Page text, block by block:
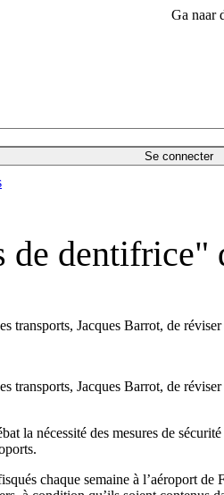
Ga naar
Se connecter
dentifrice"
transports, Jacques Barrot, de
transports, Jacques Barrot, de
la nécessité des mesures de
chaque semaine à l’aéroport